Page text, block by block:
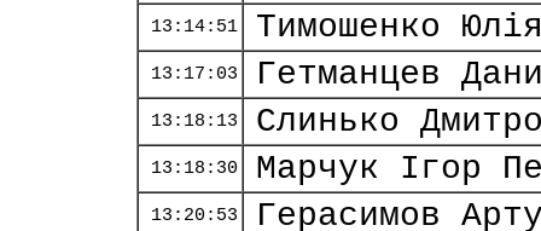
13:14:51 Тимошенко
13:17:03 Гетманцев
13:18:13 Слинько
13:18:30 Марчук Ігор
13:20:53 Герасимов